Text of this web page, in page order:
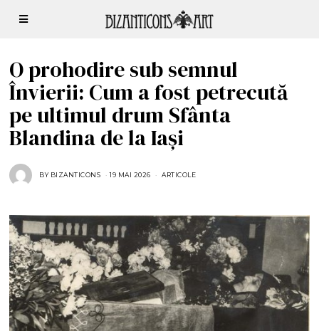
O prohodire sub semnul
Învierii: Cum a fost petrecută
pe ultimul drum Sfânta
Blandina de la Iași
BY BIZANTICONS 19 MAI 2026
2
0
2
6
ARTICOLE